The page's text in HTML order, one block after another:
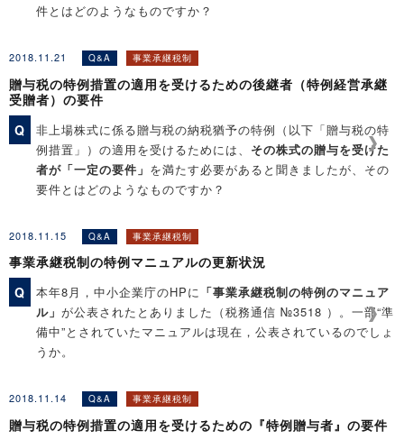
件とはどのようなものですか？
［関連コンテンツ］
◆Q&A解説「相続税の特例措置の適用を受けるための後継者
（特例経営承継相続人等）の要件」
◆Q&A解説「贈与税の特例措置の適用を受けるための後継者
（特例経営承継受贈者）の要件」
2018.11.21 Q&A 事業承継税制
贈与税の特例措置の適用を受けるための後継者（特例経営承継
受贈者）の要件
Q
非上場株式に係る贈与税の納税猶予の特例（以下「贈与税の特
例措置」）の適用を受けるためには、 その株式の贈与を受けた
者が「一定の要件」 を満たす必要があると聞きましたが、その
要件とはどのようなものですか？
［関連コンテンツ］
◆Q&A解説「相続税の特例措置の適用を受けるための後継者
（特例経営承継相続人等）の要件」
◆Q&A解説「贈与税の特例措置の適用を受けるための『特例贈
与者』の要件」
2018.11.15 Q&A 事業承継税制
事業承継税制の特例マニュアルの更新状況
Q
本年8月，中小企業庁のHPに 「事業承継税制の特例のマニュア
ル」 が公表されたとありました（税務通信 №3518 ）。一部“準
備中”とされていたマニュアルは現在，公表されているのでしょ
うか。
［関連コンテンツ］
◆Q&A解説「特例承継計画の提出先」
2018.11.14 Q&A 事業承継税制
贈与税の特例措置の適用を受けるための『特例贈与者』の要件